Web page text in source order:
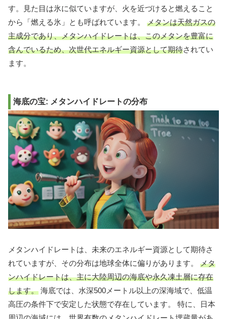
す。見た目は氷に似ていますが、火を近づけると燃えること
から「燃える氷」とも呼ばれています。 メタンは天然ガスの
主成分であり、メタンハイドレートは、このメタンを豊富に
含んでいるため、次世代エネルギー資源として期待されてい
ます。
海底の宝: メタンハイドレートの分布
メタンハイドレートは、未来のエネルギー資源として期待さ
れていますが、その分布は地球全体に偏りがあります。 メタ
ンハイドレートは、主に大陸周辺の海底や永久凍土層に存在
します。 海底では、水深500メートル以上の深海域で、低温
高圧の条件下で安定した状態で存在しています。 特に、日本